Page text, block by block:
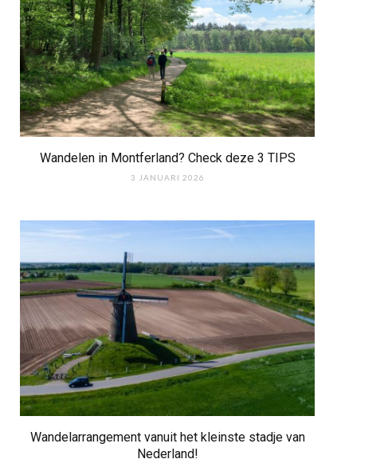
Wandelen in Montferland? Check deze 3 TIPS
3 JANUARI 2026
Wandelarrangement vanuit het kleinste stadje van
Nederland!